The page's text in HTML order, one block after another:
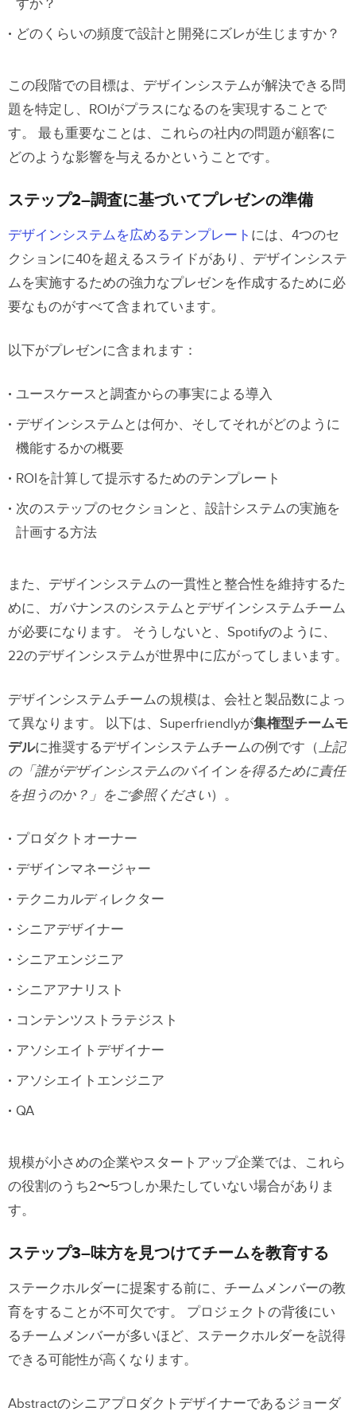
すか？
どのくらいの頻度で設計と開発にズレが生じますか？
この段階での目標は、デザインシステムが解決できる問
題を特定し、ROIがプラスになるのを実現することで
す。 最も重要なことは、これらの社内の問題が顧客に
どのような影響を与えるかということです。
ステップ2–調査に基づいてプレゼンの準備
デザインシステムを広めるテンプレート には、4つのセ
クションに40を超えるスライドがあり、デザインシステ
ムを実施するための強力なプレゼンを作成するために必
要なものがすべて含まれています。
以下がプレゼンに含まれます：
ユースケースと調査からの事実による導入
デザインシステムとは何か、そしてそれがどのように
機能するかの概要
ROIを計算して提示するためのテンプレート
次のステップのセクションと、設計システムの実施を
計画する方法
また、デザインシステムの一貫性と整合性を維持するた
めに、ガバナンスのシステムとデザインシステムチーム
が必要になります。 そうしないと、Spotifyのように、
22のデザインシステムが世界中に広がってしまいます。
デザインシステムチームの規模は、会社と製品数によっ
て異なります。 以下は、Superfriendlyが集権型チームモ
デルに推奨するデザインシステムチームの例です（上記
の「誰がデザインシステムのバイイン を得るために責任
を担うのか？」をご参照ください）。
プロダクトオーナー
デザインマネージャー
テクニカルディレクター
シニアデザイナー
シニアエンジニア
シニアアナリスト
コンテンツストラテジスト
アソシエイトデザイナー
アソシエイトエンジニア
QA
規模が小さめの企業やスタートアップ企業では、これら
の役割のうち2〜5つしか果たしていない場合がありま
す。
ステップ3–味方を見つけてチームを教育する
ステークホルダーに提案する前に、チームメンバーの教
育をすることが不可欠です。 プロジェクトの背後にい
るチームメンバーが多いほど、ステークホルダーを説得
できる可能性が高くなります。
Abstractのシニアプロダクトデザイナーであるジョーダ